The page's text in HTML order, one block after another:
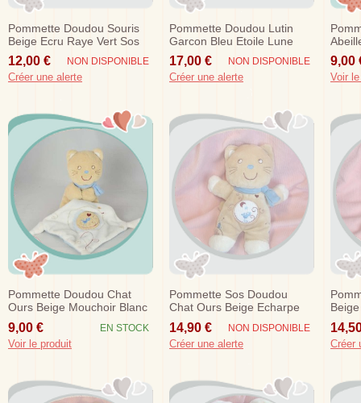
Pommette Doudou Souris
Beige Ecru Raye Vert Sos
12,00 € NON DISPONIBLE
Créer une alerte
Pommette Doudou Lutin
Garcon Bleu Etoile Lune
17,00 € NON DISPONIBLE
Créer une alerte
9,00
Voir
Pommette Doudou Chat
Ours Beige Mouchoir Blanc
Sos
9,00 € EN STOCK
Voir le produit
Pommette Sos Doudou
Chat Ours Beige Echarpe
Bleu Hochet
14,90 € NON DISPONIBLE
Créer une alerte Créer